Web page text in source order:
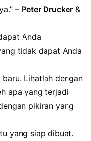
– Peter Drucker &
Anda
tidak dapat Anda
Lihatlah dengan
apa yang terjadi
pikiran yang
yang siap dibuat.